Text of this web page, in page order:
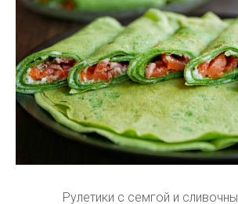
Рулетики с семгой и